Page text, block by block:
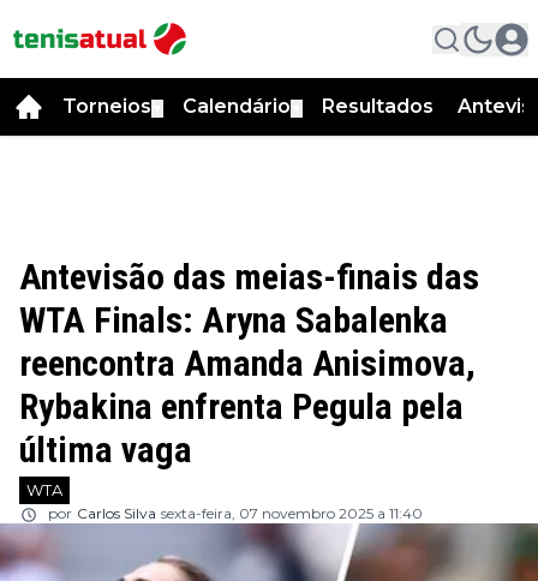
Torneios Calendário Resultados
Antevisão das meias-finais das
WTA Finals: Aryna Sabalenka
reencontra Amanda Anisimova,
Rybakina enfrenta Pegula pela
última vaga
WTA
por Carlos Silva sexta-feira, 07 novembro 2025 a 11:40